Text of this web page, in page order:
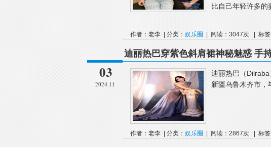
比自己年轻许多的
作者：老李 | 分类： 娱乐圈 | 阅读：3047次 | 标签
03
2024.11
迪丽热巴穿紫色斜肩裙神秘魅惑 手
迪丽热巴（
新疆乌鲁木齐市，
作者：老李 | 分类： 娱乐圈 | 阅读：2867次 | 标签